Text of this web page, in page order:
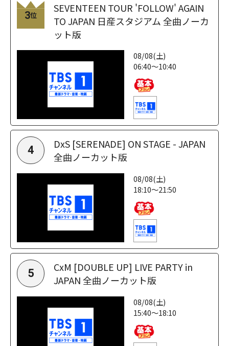
3位
SEVENTEEN TOUR 'FOLLOW' AGAIN
TO JAPAN 日産スタジアム 全曲ノーカ
ット版
08/08(土)
06:40～10:40
4
DxS [SERENADE] ON STAGE - JAPAN
全曲ノーカット版
08/08(土)
18:10～21:50
5
CxM [DOUBLE UP] LIVE PARTY in
JAPAN 全曲ノーカット版
08/08(土)
15:40～18:10